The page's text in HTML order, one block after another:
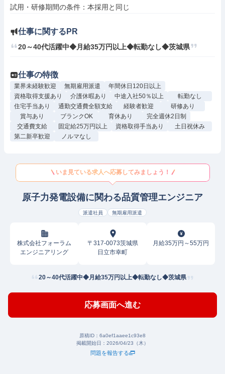
仕事に関するPR
20～40代活躍中◆月給35万円以上◆転勤なし◆茨城県
仕事の特徴
業界未経験歓迎 無期雇用派遣
年間休日120日以上
資格取得支援あり
介護休暇あり 中途入社50％以上
転勤なし
住宅手当あり
通勤交通費全額支給 経験者歓迎
研修あり
賞与あり
ブランクOK 育休あり
完全週休2日制
交通費支給
固定給25万円以上 資格取得手当あり
土日祝休み
第二新卒歓迎
ノルマなし
いま見ている求人へ応募してみましょう！
原子力発電設備に関わる品質管理エンジニア
派遣社員 無期雇用派遣
株式会社フォーラム
エンジニアリング
〒317-0073茨城県
日立市幸町
月給35万円～55万円
20～40代活躍中◆月給35万円以上◆転勤なし◆茨城県
応募画面へ進む
原稿ID： 6a0ef1aaee1c93e8
掲載開始日： 2026/04/23（木）
問題を報告する